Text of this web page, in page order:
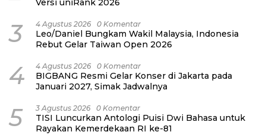
Versi uniRank 2026
3 4 Agustus 2026 0 Komentar
Leo/Daniel Bungkam Wakil Malaysia, Indonesia
Rebut Gelar Taiwan Open 2026
4 4 Agustus 2026 0 Komentar
BIGBANG Resmi Gelar Konser di Jakarta pada
Januari 2027, Simak Jadwalnya
5 3 Agustus 2026 0 Komentar
TISI Luncurkan Antologi Puisi Dwi Bahasa untuk
Rayakan Kemerdekaan RI ke-81